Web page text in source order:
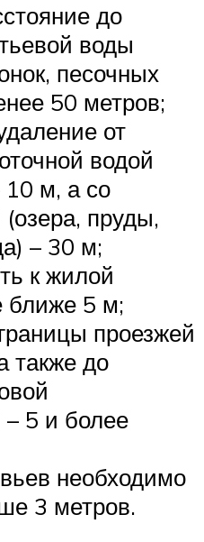
до
воды
песочных
50 метров;
от
водой
10 м, а со
пруды,
– 30 м;
к жилой
ближе 5 м;
проезжей
также до
5 и более
необходимо
3 метров.